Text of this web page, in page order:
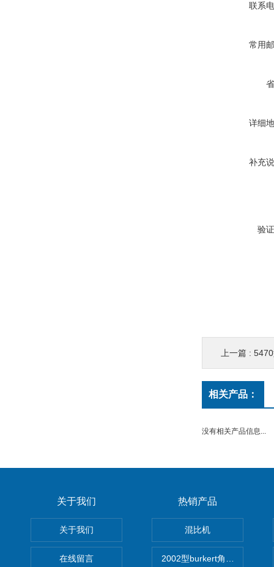
联系
常用
详细
补充
验
上一篇 : 5470型
相关产品：
没有相关产品信息...
关于我们
关于我们
在线留言
热销产品
混比机
2002型burkert角座阀